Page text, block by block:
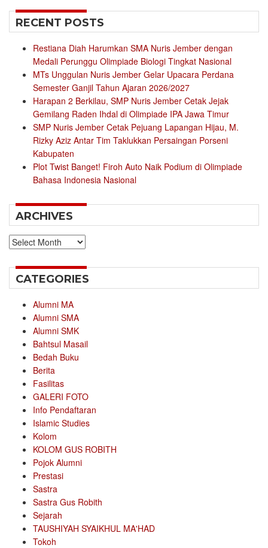
RECENT POSTS
Restiana Diah Harumkan SMA Nuris Jember dengan
Medali Perunggu Olimpiade Biologi Tingkat Nasional
MTs Unggulan Nuris Jember Gelar Upacara Perdana
Semester Ganjil Tahun Ajaran 2026/2027
Harapan 2 Berkilau, SMP Nuris Jember Cetak Jejak
Gemilang Raden Ihdal di Olimpiade IPA Jawa Timur
SMP Nuris Jember Cetak Pejuang Lapangan Hijau, M.
Rizky Aziz Antar Tim Taklukkan Persaingan Porseni
Kabupaten
Plot Twist Banget! Firoh Auto Naik Podium di Olimpiade
Bahasa Indonesia Nasional
ARCHIVES
Archives
CATEGORIES
Alumni MA
Alumni SMA
Alumni SMK
Bahtsul Masail
Bedah Buku
Berita
Fasilitas
GALERI FOTO
Info Pendaftaran
Islamic Studies
Kolom
KOLOM GUS ROBITH
Pojok Alumni
Prestasi
Sastra
Sastra Gus Robith
Sejarah
TAUSHIYAH SYAIKHUL MA'HAD
Tokoh